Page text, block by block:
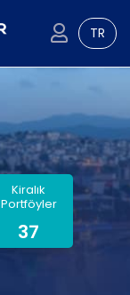
TR
Kiralık
Portföyler
37